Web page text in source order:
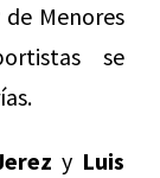
Menores
se
y Luis